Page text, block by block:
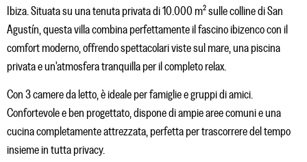
Ibiza. Situata su una tenuta privata di 10.000 m² sulle colline di San
Agustín, questa villa combina perfettamente il fascino ibizenco con il
comfort moderno, offrendo spettacolari viste sul mare, una piscina
privata e un'atmosfera tranquilla per il completo relax.
Con 3 camere da letto, è ideale per famiglie e gruppi di amici.
Confortevole e ben progettato, dispone di ampie aree comuni e una
cucina completamente attrezzata, perfetta per trascorrere del tempo
insieme in tutta privacy.